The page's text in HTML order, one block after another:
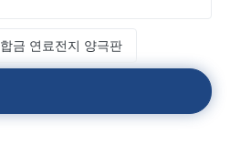
합금 연료전지 양극판